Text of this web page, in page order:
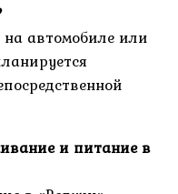
автомобиле или
и питание в